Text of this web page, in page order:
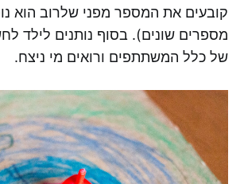
קובעים את המספר מפני שלרוב הוא
מספרים שונים). בסוף נותנים לילד
של כלל המשתתפים ורואים מי ניצח.